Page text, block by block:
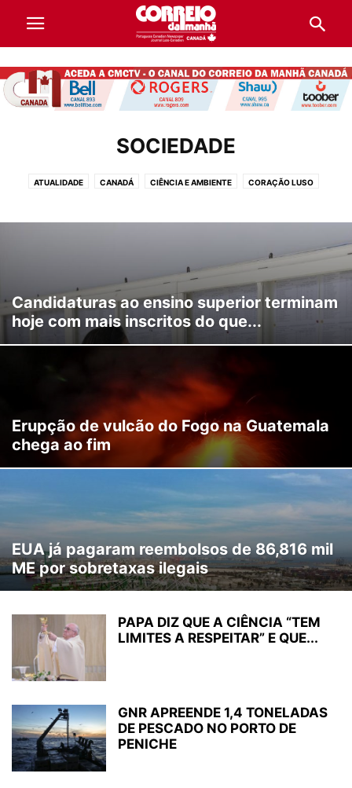
SOCIEDADE
ATUALIDADE CANADÁ CIÊNCIA E AMBIENTE CORAÇÃO LUSO
ECONOMIA EDUCAÇÃO E TRABALHO INTERNACIONAL LIFESTYLE
Candidaturas ao ensino superior terminam
hoje com mais inscritos do que...
Erupção de vulcão do Fogo na Guatemala
chega ao fim
EUA já pagaram reembolsos de 86,816 mil
ME por sobretaxas ilegais
PAPA DIZ QUE A CIÊNCIA “TEM
LIMITES A RESPEITAR” E QUE...
GNR APREENDE 1,4 TONELADAS
DE PESCADO NO PORTO DE
PENICHE